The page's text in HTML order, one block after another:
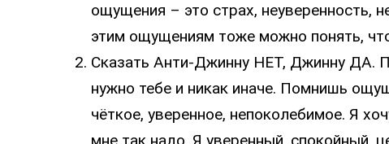
ощущения – это страх, неуверенность,
этим ощущениям тоже можно понять,
Сказать Анти-Джинну НЕТ, Джинну ДА.
нужно тебе и никак иначе. Помнишь
чёткое, уверенное, непоколебимое. Я